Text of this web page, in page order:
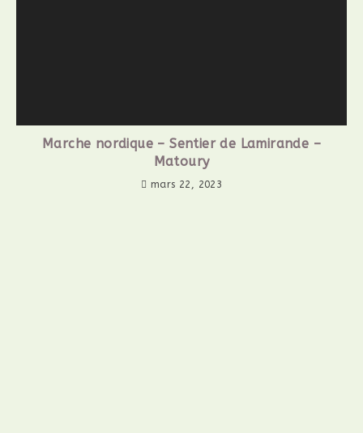
Marche nordique – Sentier de Lamirande –
Matoury
mars 22, 2023